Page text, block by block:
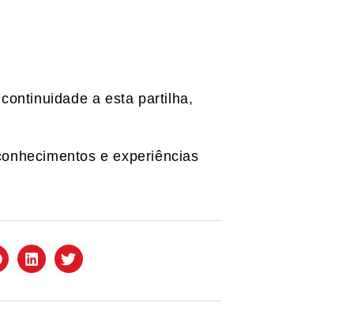
a esta partilha,
e experiências